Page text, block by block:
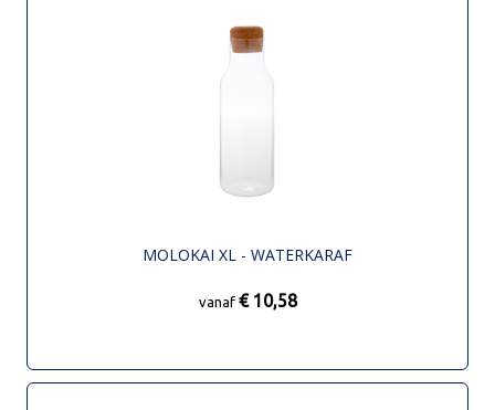
MOLOKAI XL - WATERKARAF
vanaf € 10,58